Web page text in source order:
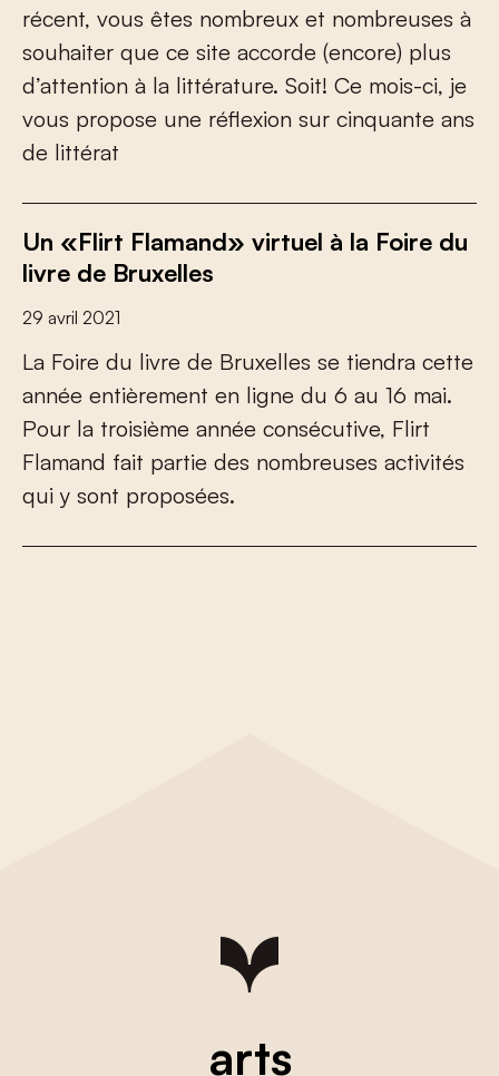
récent, vous êtes nombreux et nombreuses à
souhaiter que ce site accorde (encore) plus
d’attention à la littérature. Soit! Ce mois-ci, je
vous propose une réflexion sur cinquante ans
de littérat
Un «Flirt Flamand» virtuel à la Foire du
livre de Bruxelles
29 avril 2021
La Foire du livre de Bruxelles se tiendra cette
année entièrement en ligne du 6 au 16 mai.
Pour la troisième année consécutive, Flirt
Flamand fait partie des nombreuses activités
qui y sont proposées.
arts